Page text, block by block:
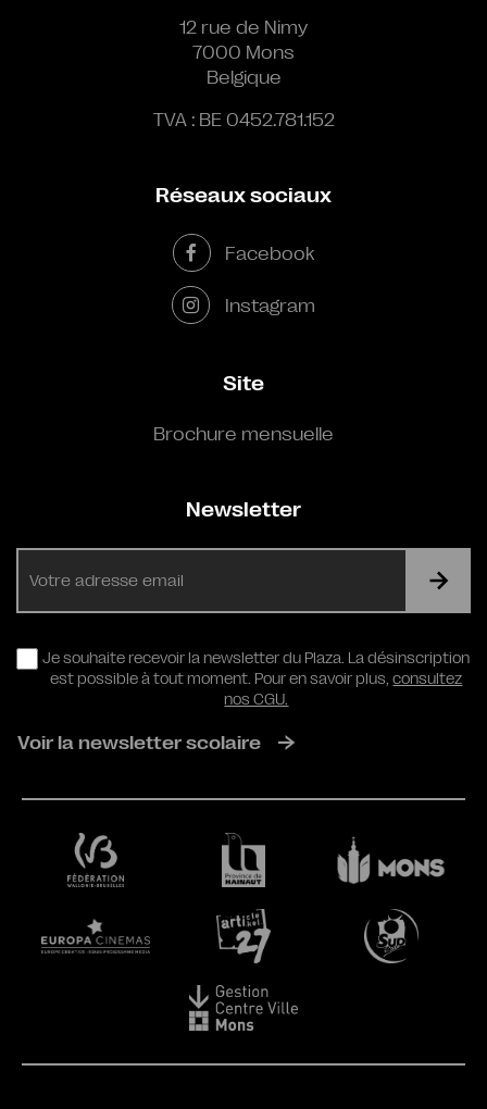
12 rue de Nimy
7000 Mons
Belgique
TVA : BE 0452.781.152
Réseaux sociaux
Facebook
Instagram
Site
Brochure mensuelle
Newsletter
RGPD
Je souhaite recevoir la newsletter du Plaza. La désinscription
est possible à tout moment. Pour en savoir plus,consultez
nos CGU.
Voir la newsletter scolaire